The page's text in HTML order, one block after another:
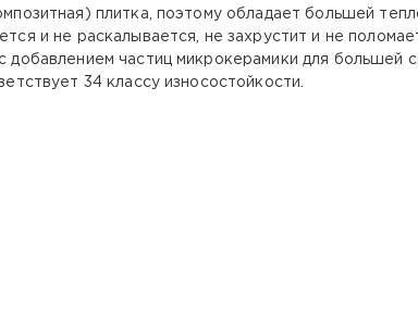
плитка, поэтому обладает большей
и не раскалывается, не захрустит и не
добавлением частиц микрокерамики для большей
34 классу износостойкости.